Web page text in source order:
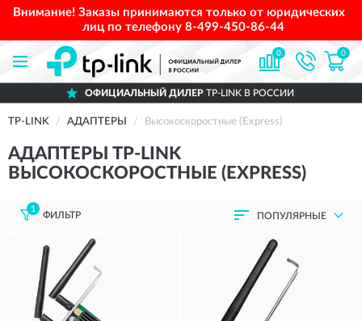
Внимание! Заказы принимаются только от юридических
лиц по телефону 8-499-450-86-44
0 0
ОФИЦИАЛЬНЫЙ ДИЛЕР TP-LINK В РОССИИ
TP-LINK АДАПТЕРЫ Высокоскоростные (Express)
АДАПТЕРЫ TP-LINK
ВЫСОКОСКОРОСТНЫЕ (EXPRESS)
1
ФИЛЬТР ПОПУЛЯРНЫЕ